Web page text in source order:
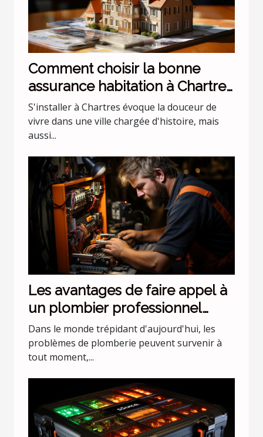
Comment choisir la bonne
assurance habitation à Chartres
?
S'installer à Chartres évoque la douceur de
vivre dans une ville chargée d'histoire, mais
aussi...
Les avantages de faire appel à
un plombier professionnel
pour les urgences nocturnes
Dans le monde trépidant d'aujourd'hui, les
problèmes de plomberie peuvent survenir à
tout moment,...